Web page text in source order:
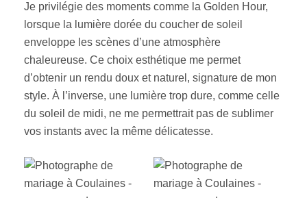
Je privilégie des moments comme la Golden Hour,
lorsque la lumière dorée du coucher de soleil
enveloppe les scènes d’une atmosphère
chaleureuse. Ce choix esthétique me permet
d’obtenir un rendu doux et naturel, signature de mon
style. À l’inverse, une lumière trop dure, comme celle
du soleil de midi, ne me permettrait pas de sublimer
vos instants avec la même délicatesse.